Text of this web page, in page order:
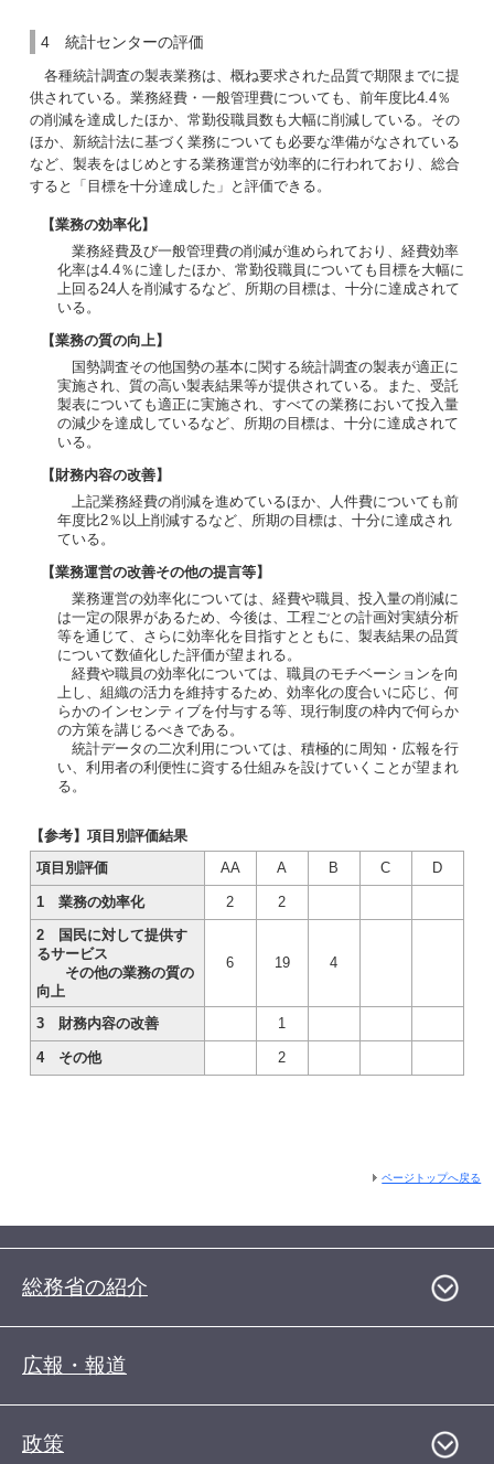
4 統計センターの評価
各種統計調査の製表業務は、概ね要求された品質で期限までに提
供されている。業務経費・一般管理費についても、前年度比4.4％
の削減を達成したほか、常勤役職員数も大幅に削減している。その
ほか、新統計法に基づく業務についても必要な準備がなされている
など、製表をはじめとする業務運営が効率的に行われており、総合
すると「目標を十分達成した」と評価できる。
【業務の効率化】
業務経費及び一般管理費の削減が進められており、経費効率
化率は4.4％に達したほか、常勤役職員についても目標を大幅に
上回る24人を削減するなど、所期の目標は、十分に達成されて
いる。
【業務の質の向上】
国勢調査その他国勢の基本に関する統計調査の製表が適正に
実施され、質の高い製表結果等が提供されている。また、受託
製表についても適正に実施され、すべての業務において投入量
の減少を達成しているなど、所期の目標は、十分に達成されて
いる。
【財務内容の改善】
上記業務経費の削減を進めているほか、人件費についても前
年度比2％以上削減するなど、所期の目標は、十分に達成され
ている。
【業務運営の改善その他の提言等】
業務運営の効率化については、経費や職員、投入量の削減に
は一定の限界があるため、今後は、工程ごとの計画対実績分析
等を通じて、さらに効率化を目指すとともに、製表結果の品質
について数値化した評価が望まれる。
経費や職員の効率化については、職員のモチベーションを向
上し、組織の活力を維持するため、効率化の度合いに応じ、何
らかのインセンティブを付与する等、現行制度の枠内で何らか
の方策を講じるべきである。
統計データの二次利用については、積極的に周知・広報を行
い、利用者の利便性に資する仕組みを設けていくことが望まれ
る。
【参考】項目別評価結果
項目別評価
AA A B C D
1 業務の効率化 2
2
2 国民に対して提供す
るサービス
その他の業務の質の
向上
6 19 4
3 財務内容の改善 1
4 その他 2
ページトップへ戻る
総務省の紹介
広報・報道
政策